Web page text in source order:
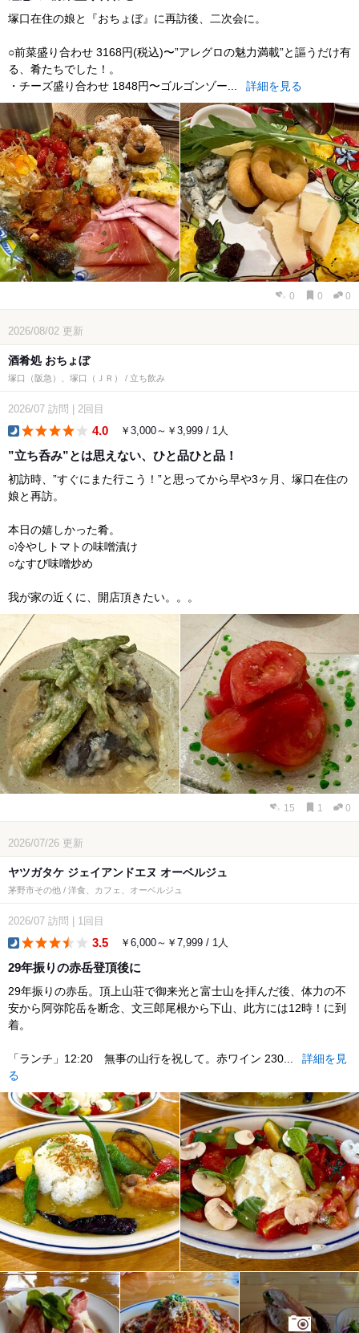
塚口在住の娘と『おちょぼ』に再訪後、二次会に。
○前菜盛り合わせ 3168円(税込)〜”アレグロの魅力満載”と謳うだけ有
る、肴たちでした！。
・チーズ盛り合わせ 1848円〜ゴルゴンゾー...
詳細を見る
0 0 0
2026/08/02 更新
酒肴処 おちょぼ
塚口（阪急）、塚口（ＪＲ） / 立ち飲み
2026/07 訪問 2回目
4.0 ￥3,000～￥3,999 / 1人
”立ち呑み”とは思えない、ひと品ひと品！
初訪時、”すぐにまた行こう！”と思ってから早や3ヶ月、塚口在住の
娘と再訪。
本日の嬉しかった肴。
○冷やしトマトの味噌漬け
○なすび味噌炒め
我が家の近くに、開店頂きたい。。。
15 1 0
2026/07/26 更新
ヤツガタケ ジェイアンドエヌ オーベルジュ
茅野市その他 / 洋食、カフェ、オーベルジュ
2026/07 訪問 | 1回目
3.5 ￥6,000～￥7,999 / 1人
29年振りの赤岳登頂後に
29年振りの赤岳。頂上山荘で御来光と富士山を拝んだ後、体力の不
安から阿弥陀岳を断念、文三郎尾根から下山、此方には12時！に到
着。
「ランチ」12:20 無事の山行を祝して。赤ワイン 230...
詳細を見
る